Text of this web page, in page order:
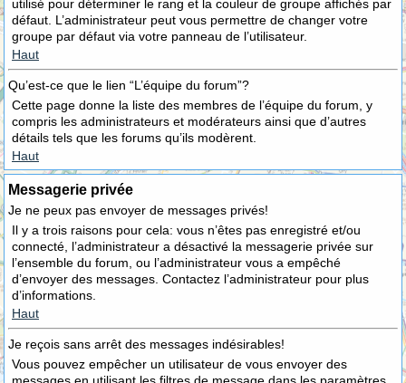
utilisé pour déterminer le rang et la couleur de groupe affichés par
défaut. L’administrateur peut vous permettre de changer votre
groupe par défaut via votre panneau de l’utilisateur.
Haut
Qu’est-ce que le lien “L’équipe du forum”?
Cette page donne la liste des membres de l’équipe du forum, y
compris les administrateurs et modérateurs ainsi que d’autres
détails tels que les forums qu’ils modèrent.
Haut
Messagerie privée
Je ne peux pas envoyer de messages privés!
Il y a trois raisons pour cela: vous n’êtes pas enregistré et/ou
connecté, l’administrateur a désactivé la messagerie privée sur
l’ensemble du forum, ou l’administrateur vous a empêché
d’envoyer des messages. Contactez l’administrateur pour plus
d’informations.
Haut
Je reçois sans arrêt des messages indésirables!
Vous pouvez empêcher un utilisateur de vous envoyer des